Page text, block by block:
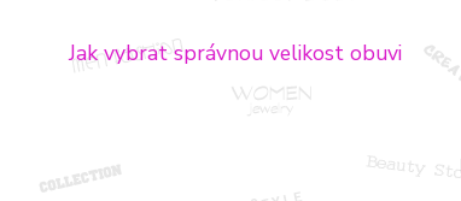
Jak vybrat správnou velikost obuvi